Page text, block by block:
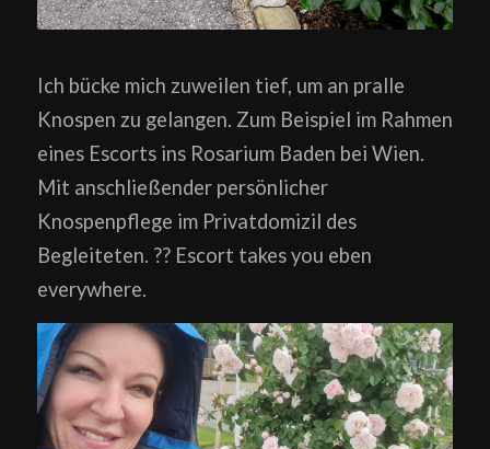
Ich bücke mich zuweilen tief, um an pralle
Knospen zu gelangen. Zum Beispiel im Rahmen
eines Escorts ins Rosarium Baden bei Wien.
Mit anschließender persönlicher
Knospenpflege im Privatdomizil des
Begleiteten. ?? Escort takes you eben
everywhere.